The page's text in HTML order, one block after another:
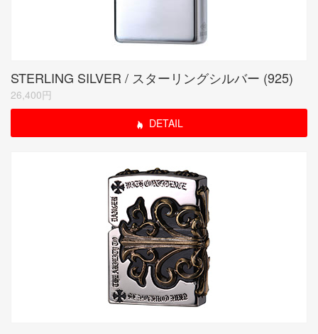
STERLING SILVER / スターリングシルバー (925)
26,400円
DETAIL